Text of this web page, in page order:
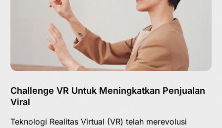
Challenge VR Untuk Meningkatkan Penjualan
Viral
Teknologi Realitas Virtual (VR) telah merevolusi